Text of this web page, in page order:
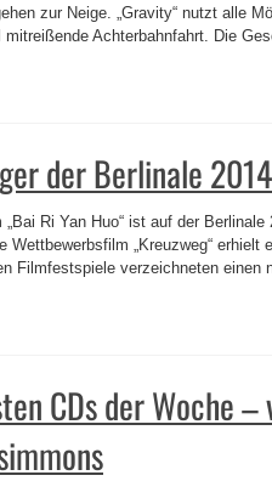
zur Neige. „Gravity“ nutzt alle
Achterbahnfahrt. Die
der Berlinale 2014
Ri Yan Huo“ ist auf der
Wettbewerbsfilm „Kreuzweg“
Filmfestspiele verzeichneten einen
CDs der Woche